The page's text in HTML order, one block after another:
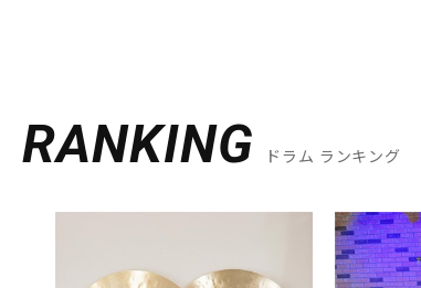
RANKING ドラム ランキング